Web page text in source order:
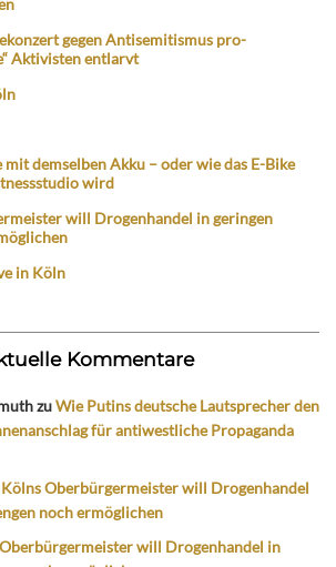
gegen Antisemitismus pro-
Aktivisten entlarvt
demselben Akku – oder wie das E-Bike
wird
will Drogenhandel in geringen
in Köln
Kommentare
zuWie Putins deutsche Lautsprecher den
für antiwestliche Propaganda
Kölns Oberbürgermeister will Drogenhandel
noch ermöglichen
will Drogenhandel in